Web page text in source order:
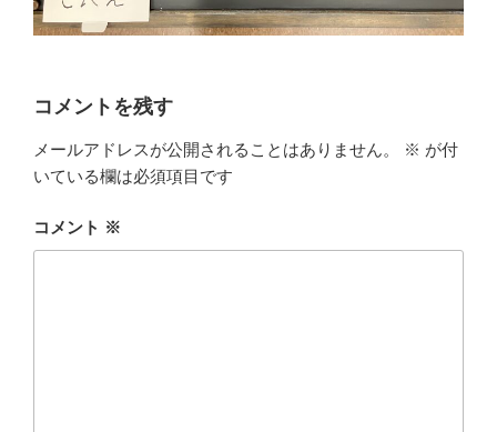
コメントを残す
メールアドレスが公開されることはありません。 ※ が付
いている欄は必須項目です
コメント ※